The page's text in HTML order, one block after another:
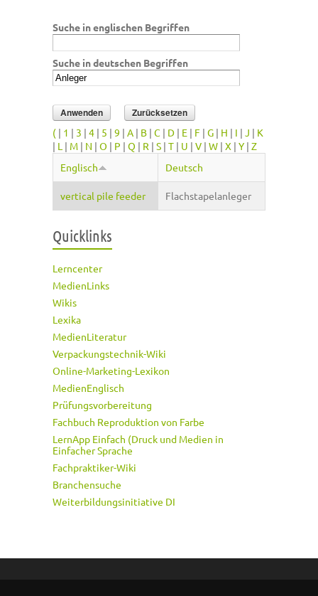
Suche in englischen Begriffen
Suche in deutschen Begriffen
( | 1 | 3 | 4 | 5 | 9 | A | B | C | D | E | F | G | H | I | J | K
| L | M | N | O | P | Q | R | S | T | U | V | W | X | Y | Z
Englisch
Deutsch
vertical pile feeder Flachstapelanleger
Quicklinks
Lerncenter
MedienLinks
Wikis
Lexika
MedienLiteratur
Verpackungstechnik-Wiki
Online-Marketing-Lexikon
MedienEnglisch
Prüfungsvorbereitung
Fachbuch Reproduktion von Farbe
LernApp Einfach (Druck und Medien in
Einfacher Sprache
Fachpraktiker-Wiki
Branchensuche
Weiterbildungsinitiative DI